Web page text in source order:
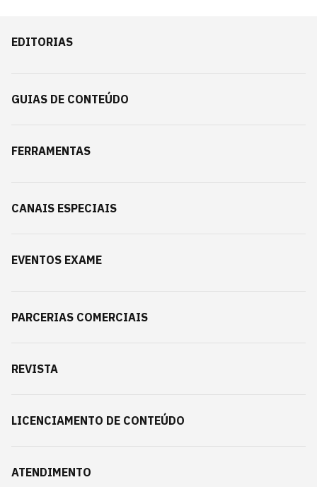
EDITORIAS
GUIAS DE CONTEÚDO
FERRAMENTAS
CANAIS ESPECIAIS
EVENTOS EXAME
PARCERIAS COMERCIAIS
REVISTA
LICENCIAMENTO DE CONTEÚDO
ATENDIMENTO